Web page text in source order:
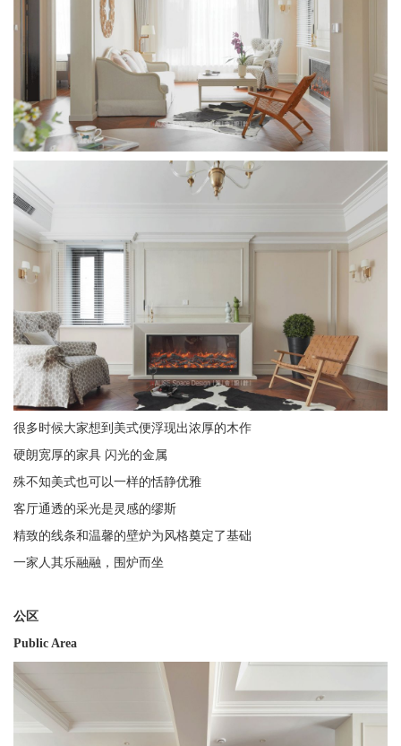
很多时候大家想到美式便浮现出浓厚的木作
硬朗宽厚的家具 闪光的金属
殊不知美式也可以一样的恬静优雅
客厅通透的采光是灵感的缪斯
精致的线条和温馨的壁炉为风格奠定了基础
一家人其乐融融，围炉而坐
公区
Public Area